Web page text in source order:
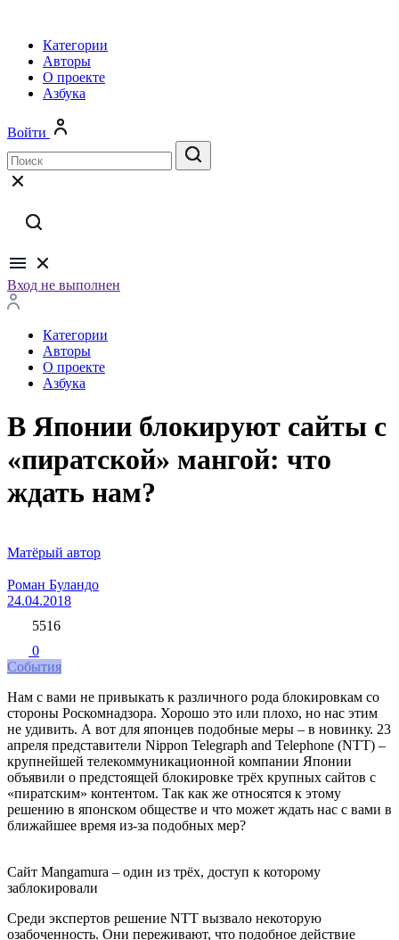
Категории
Авторы
О проекте
Азбука
Войти
Вход не выполнен
Категории
Авторы
О проекте
Азбука
В Японии блокируют сайты с
«пиратской» мангой: что
ждать нам?
Матёрый автор
Роман Буландо
24.04.2018
5516
0
События
Нам с вами не привыкать к различного рода блокировкам со
стороны Роскомнадзора. Хорошо это или плохо, но нас этим
не удивить. А вот для японцев подобные меры – в новинку. 23
апреля представители Nippon Telegraph and Telephone (NTT) –
крупнейшей телекоммуникационной компании Японии
объявили о предстоящей блокировке трёх крупных сайтов с
«пиратским» контентом. Так как же относятся к этому
решению в японском обществе и что может ждать нас с вами в
ближайшее время из-за подобных мер?
Сайт Mangamura – один из трёх, доступ к которому
заблокировали
Среди экспертов решение NTT вызвало некоторую
озабоченность. Они переживают, что подобное действие